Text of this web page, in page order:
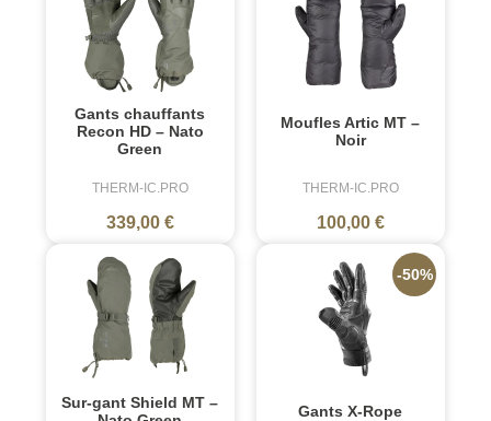
Gants chauffants
Recon HD – Nato
Green
THERM-IC.PRO
339,00 €
Moufles Artic MT –
Noir
THERM-IC.PRO
100,00 €
Sur-gant Shield MT –
Gants X-Rope
-50%